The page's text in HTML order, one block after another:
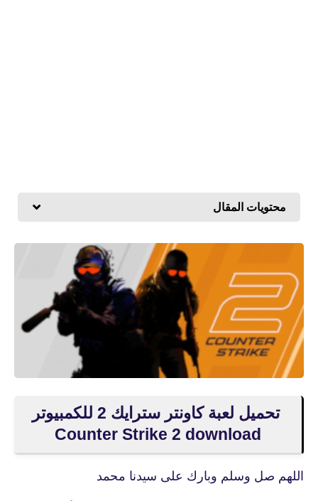
محتويات المقال
تحميل لعبة كاونتر سترايك 2 للكمبيوتر
Counter Strike 2 download
اللهم صل وسلم وبارك على سيدنا محمد